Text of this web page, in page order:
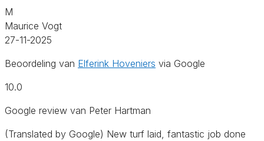
M
Maurice Vogt
27-11-2025
Beoordeling van Elferink Hoveniers via Google
10.0
Google review van Peter Hartman
(Translated by Google) New turf laid, fantastic job done